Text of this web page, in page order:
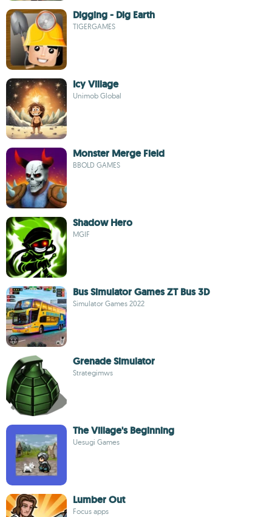
Digging - Dig Earth
TIGERGAMES
Icy Village
Unimob Global
Monster Merge Field
BBOLD GAMES
Shadow Hero
MGIF
Bus Simulator Games ZT Bus 3D
Simulator Games 2022
Grenade Simulator
Strategimws
The Village's Beginning
Uesugi Games
Lumber Out
Focus apps